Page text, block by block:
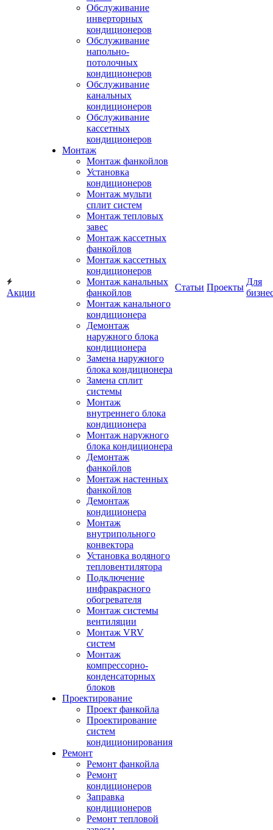
Акции
Обслуживание
инверторных
кондиционеров
Обслуживание
напольно-
потолочных
кондиционеров
Обслуживание
канальных
кондиционеров
Обслуживание
кассетных
кондиционеров
Монтаж
Монтаж фанкойлов
Установка
кондиционеров
Монтаж мульти
сплит систем
Монтаж тепловых
завес
Монтаж кассетных
фанкойлов
Монтаж кассетных
кондиционеров
Монтаж канальных
фанкойлов
Монтаж канального
кондиционера
Демонтаж
наружного блока
кондиционера
Замена наружного
блока кондиционера
Замена сплит
системы
Монтаж
внутреннего блока
кондиционера
Монтаж наружного
блока кондиционера
Демонтаж
фанкойлов
Монтаж настенных
фанкойлов
Демонтаж
кондиционера
Монтаж
внутрипольного
конвектора
Установка водяного
тепловентилятора
Подключение
инфракрасного
обогревателя
Монтаж системы
вентиляции
Монтаж VRV
систем
Монтаж
компрессорно-
конденсаторных
блоков
Проектирование
Проект фанкойла
Проектирование
систем
кондиционирования
Ремонт
Ремонт фанкойла
Ремонт
кондиционеров
Заправка
кондиционеров
Ремонт тепловой
Статьи Проекты
Для